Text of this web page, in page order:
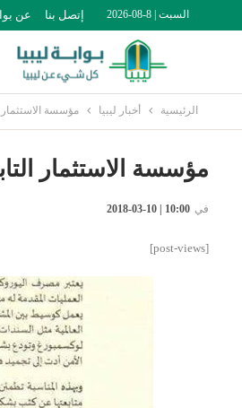
السبت | 8-08-2026 إتصل بنا عن
الرئيسية أخبار ليبيا مؤسسة الاستثمار
مؤسسة الاستثمار
في 10:00 | 10-03-2018
[post-views]